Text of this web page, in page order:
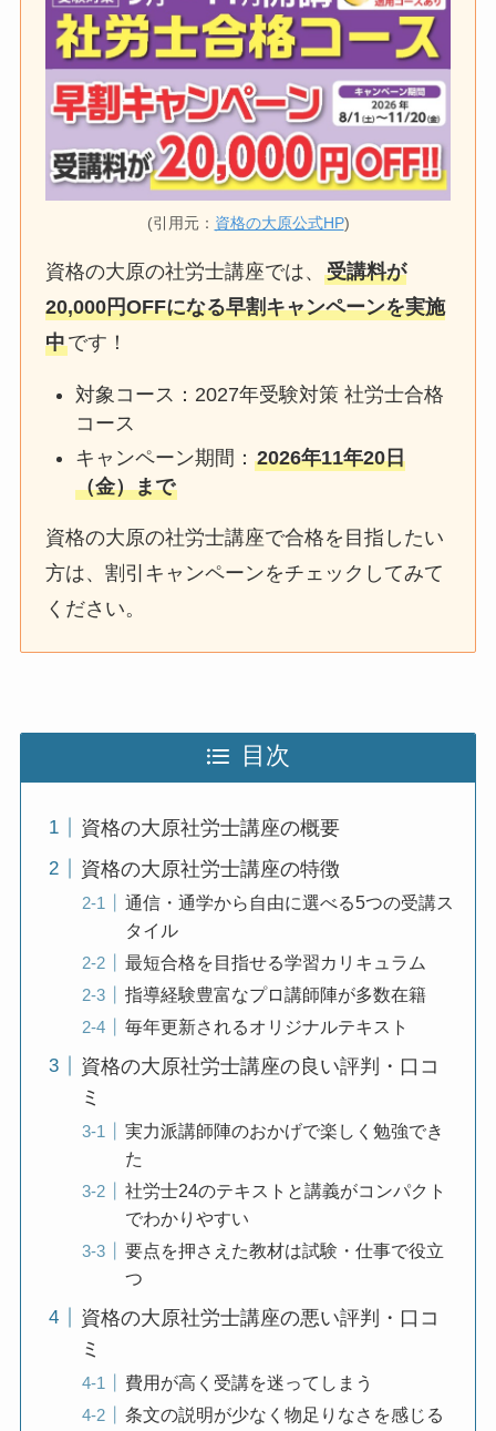
(引用元： 資格の大原公式HP)
資格の大原の社労士講座では、受講料が
20,000円OFFになる早割キャンペーンを実施
中です！
対象コース：2027年受験対策 社労士合格
コース
キャンペーン期間：2026年11年20日
（金）まで
資格の大原の社労士講座で合格を目指したい
方は、割引キャンペーンをチェックしてみて
ください。
目次
資格の大原社労士講座の概要
資格の大原社労士講座の特徴
通信・通学から自由に選べる5つの受講ス
タイル
最短合格を目指せる学習カリキュラム
指導経験豊富なプロ講師陣が多数在籍
毎年更新されるオリジナルテキスト
資格の大原社労士講座の良い評判・口コ
ミ
実力派講師陣のおかげで楽しく勉強でき
た
社労士24のテキストと講義がコンパクト
でわかりやすい
要点を押さえた教材は試験・仕事で役立
つ
資格の大原社労士講座の悪い評判・口コ
ミ
費用が高く受講を迷ってしまう
条文の説明が少なく物足りなさを感じる